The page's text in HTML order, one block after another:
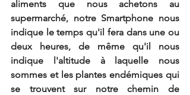
aliments que nous achetons au
supermarché, notre Smartphone nous
indique le temps qu'il fera dans une ou
deux heures, de même qu'il nous
indique l'altitude à laquelle nous
sommes et les plantes endémiques qui
se trouvent sur notre chemin de